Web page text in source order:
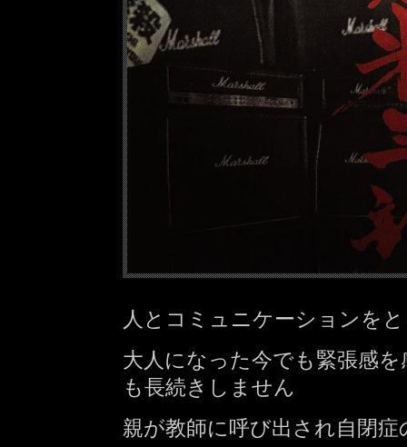
人とコミュニケーションを
大人になった今でも緊張感
も長続きしません
親が教師に呼び出され自閉